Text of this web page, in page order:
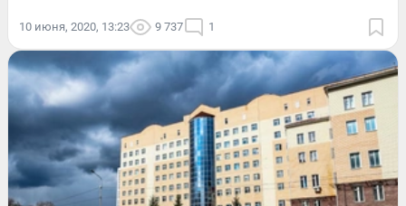
10 июня, 2020, 13:23 9 737 1